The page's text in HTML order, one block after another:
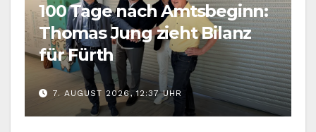
100 Tage nach Amtsbeginn:
Thomas Jung zieht Bilanz
für Fürth
7. AUGUST 2026, 12:37 UHR